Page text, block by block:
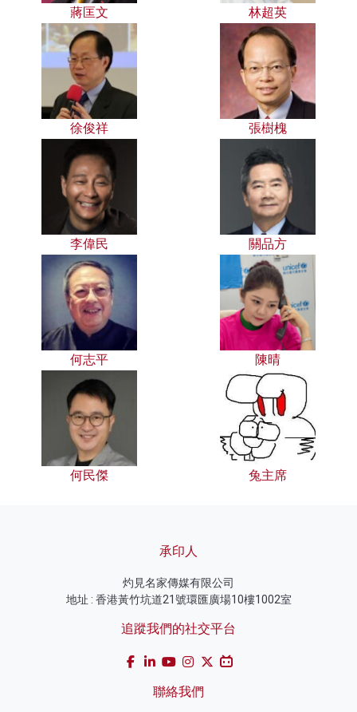
蔣匡文 林超英
徐俊祥 張樹槐
李偉民 關品方
何志平 陳晴
何民傑 兔主席
承印人
灼見名家傳媒有限公司
地址 : 香港黃竹坑道21號環匯廣場10樓1002室
追蹤我們的社交平台
聯絡我們